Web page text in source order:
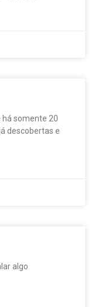
há somente 20
descobertas e
algo